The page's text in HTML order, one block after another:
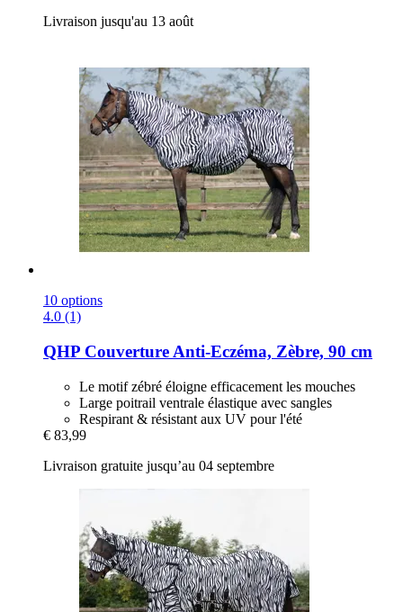
Livraison jusqu'au 13 août
10 options
4.0 (1)
QHP Couverture Anti-​Eczéma, Zèbre, 90 cm
Le motif zébré éloigne efficacement les mouches
Large poitrail ventrale élastique avec sangles
Respirant & résistant aux UV pour l'été
€ 83,99
Livraison gratuite jusqu’au 04 septembre